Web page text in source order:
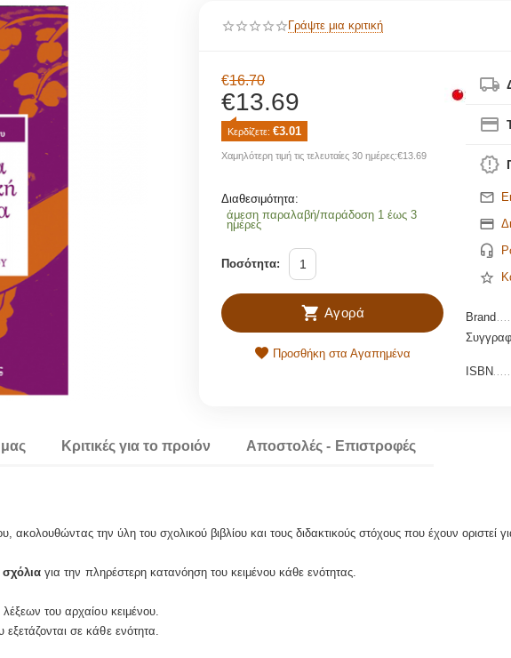
Γράψτε μια κριτική
€16.70
€13.69
Κερδίζετε: €3.01
Χαμηλότερη τιμή τις τελευταίες 30 ημέρες:€13.69
Διαθεσιμότητα:
άμεση παραλαβή/παράδοση 1 έως 3
ημέρες
Ποσότητα:
Αγορά
Προσθήκη στα Αγαπημένα
Brand
ISBN
Κριτικές για το προιόν Αποστολές - Επιστροφές
την ύλη του σχολικού βιβλίου και τους διδακτικούς στόχους που έχουν οριστεί
για την πληρέστερη κατανόηση του κειμένου κάθε ενότητας.
του αρχαίου κειμένου.
εξετάζονται σε κάθε ενότητα.